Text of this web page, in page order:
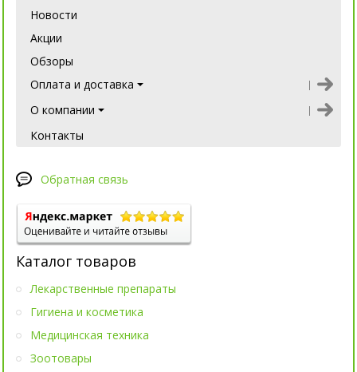
Новости
Акции
Обзоры
Оплата и доставка
О компании
Контакты
Обратная связь
Каталог товаров
Лекарственные препараты
Гигиена и косметика
Медицинская техника
Зоотовары